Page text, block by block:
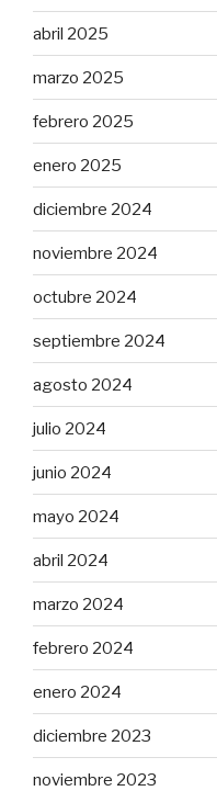
abril 2025
marzo 2025
febrero 2025
enero 2025
diciembre 2024
noviembre 2024
octubre 2024
septiembre 2024
agosto 2024
julio 2024
junio 2024
mayo 2024
abril 2024
marzo 2024
febrero 2024
enero 2024
diciembre 2023
noviembre 2023